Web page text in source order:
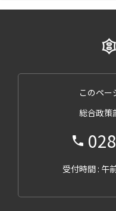
このペー
総合政
受付時間 : 午